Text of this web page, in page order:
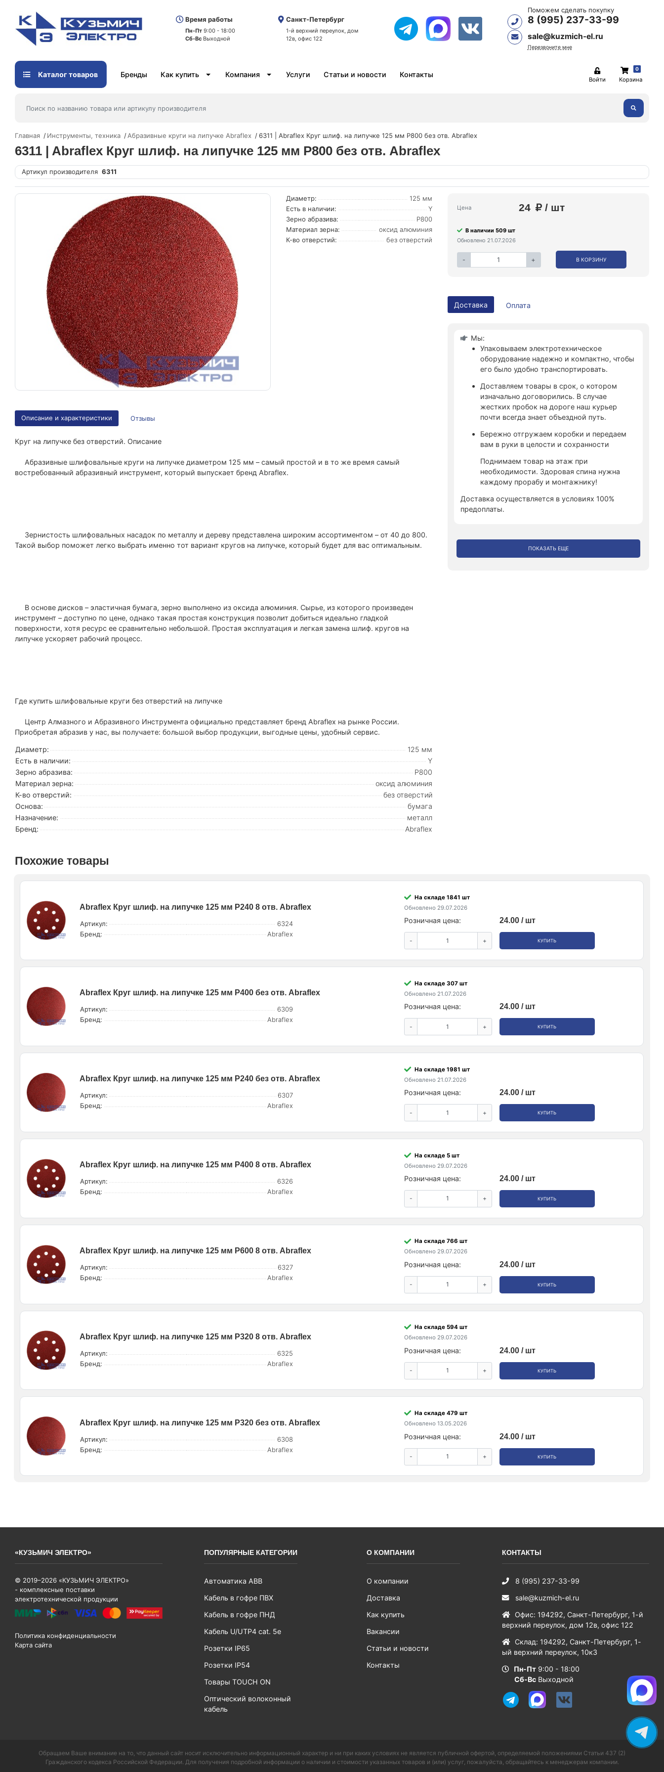
Время работы
Пн-Пт 9:00 - 18:00
Сб-Вс Выходной
Санкт-Петербург
1-й верхний переулок, дом
12в, офис 122
Поможем сделать покупку
8 (995) 237-33-99
sale@kuzmich-el.ru
Перезвоните мне
Каталог товаров Бренды Как купить Компания Услуги Статьи и новости Контакты
Войти
0
Корзина
Главная Инструменты, техника Абразивные круги на липучке Abraflex 6311 | Abraflex Круг шлиф. на липучке 125 мм P800 без отв. Abraflex
6311 | Abraflex Круг шлиф. на липучке 125 мм P800 без отв. Abraflex
Артикул производителя 6311
Диаметр:
125 мм
Есть в наличии:
Y
Зерно абразива:
P800
Материал зерна:
оксид алюминия
К-во отверстий:
без отверстий
Цена 24 / шт
В наличии 509 шт
Обновлено 21.07.2026
- + В КОРЗИНУ
Доставка Оплата
Мы:
Упаковываем электротехническое
оборудование надежно и компактно, чтобы
его было удобно транспортировать.
Доставляем товары в срок, о котором
изначально договорились. В случае
жестких пробок на дороге наш курьер
почти всегда знает объездной путь.
Бережно отгружаем коробки и передаем
вам в руки в целости и сохранности
Поднимаем товар на этаж при
необходимости. Здоровая спина нужна
каждому прорабу и монтажнику!
Доставка осуществляется в условиях 100%
предоплаты.
ПОКАЗАТЬ ЕЩЕ
Описание и характеристики Отзывы
Круг на липучке без отверстий. Описание
Абразивные шлифовальные круги на липучке диаметром 125 мм – самый простой и в то же время самый
востребованный абразивный инструмент, который выпускает бренд Abraflex.
Зернистость шлифовальных насадок по металлу и дереву представлена широким ассортиментом – от 40 до 800.
Такой выбор поможет легко выбрать именно тот вариант кругов на липучке, который будет для вас оптимальным.
В основе дисков – эластичная бумага, зерно выполнено из оксида алюминия. Сырье, из которого произведен
инструмент – доступно по цене, однако такая простая конструкция позволит добиться идеально гладкой
поверхности, хотя ресурс ее сравнительно небольшой. Простая эксплуатация и легкая замена шлиф. кругов на
липучке ускоряет рабочий процесс.
Где купить шлифовальные круги без отверстий на липучке
Центр Алмазного и Абразивного Инструмента официально представляет бренд Abraflex на рынке России.
Приобретая абразив у нас, вы получаете: большой выбор продукции, выгодные цены, удобный сервис.
Диаметр:
125 мм
Есть в наличии:
Y
Зерно абразива:
P800
Материал зерна:
оксид алюминия
К-во отверстий:
без отверстий
Основа:
бумага
Назначение:
металл
Бренд:
Abraflex
Похожие товары
Abraflex Круг шлиф. на липучке 125 мм P240 8 отв. Abraflex
Артикул:
6324
Бренд:
Abraflex
На складе 1841 шт
Обновлено 29.07.2026
Розничная цена: 24.00 / шт
- + КУПИТЬ
Abraflex Круг шлиф. на липучке 125 мм P400 без отв. Abraflex
Артикул:
6309
Бренд:
Abraflex
На складе 307 шт
Обновлено 21.07.2026
Розничная цена: 24.00 / шт
- + КУПИТЬ
Abraflex Круг шлиф. на липучке 125 мм P240 без отв. Abraflex
Артикул:
6307
Бренд:
Abraflex
На складе 1981 шт
Обновлено 21.07.2026
Розничная цена: 24.00 / шт
- + КУПИТЬ
Abraflex Круг шлиф. на липучке 125 мм P400 8 отв. Abraflex
Артикул:
6326
Бренд:
Abraflex
На складе 5 шт
Обновлено 29.07.2026
Розничная цена: 24.00 / шт
- + КУПИТЬ
Abraflex Круг шлиф. на липучке 125 мм P600 8 отв. Abraflex
Артикул:
6327
Бренд:
Abraflex
На складе 766 шт
Обновлено 29.07.2026
Розничная цена: 24.00 / шт
- + КУПИТЬ
Abraflex Круг шлиф. на липучке 125 мм P320 8 отв. Abraflex
Артикул:
6325
Бренд:
Abraflex
На складе 594 шт
Обновлено 29.07.2026
Розничная цена: 24.00 / шт
- + КУПИТЬ
Abraflex Круг шлиф. на липучке 125 мм P320 без отв. Abraflex
Артикул:
6308
Бренд:
Abraflex
На складе 479 шт
Обновлено 13.05.2026
Розничная цена: 24.00 / шт
- + КУПИТЬ
«КУЗЬМИЧ ЭЛЕКТРО»
© 2019–2026 «КУЗЬМИЧ ЭЛЕКТРО»
- комплексные поставки
электротехнической продукции
Политика конфиденциальности
Карта сайта
ПОПУЛЯРНЫЕ КАТЕГОРИИ
Автоматика ABB
Кабель в гофре ПВХ
Кабель в гофре ПНД
Кабель U/UTP4 cat. 5e
Розетки IP65
Розетки IP54
Товары TOUCH ON
Оптический волоконный
кабель
О КОМПАНИИ
О компании
Доставка
Как купить
Вакансии
Статьи и новости
Контакты
КОНТАКТЫ
8 (995) 237-33-99
sale@kuzmich-el.ru
Офис: 194292, Санкт-Петербург, 1-й
верхний переулок, дом 12в, офис 122
Склад: 194292, Санкт-Петербург, 1-
ый верхний переулок, 10к3
Пн-Пт 9:00 - 18:00
Сб-ВсВыходной
Обращаем Ваше внимание на то, что данный сайт носит исключительно информационный характер и ни при каких условиях не является публичной офертой, определяемой положениями Статьи 437 (2)
Гражданского кодекса Российской Федерации. Для получения подробной информации о наличии и стоимости указанных товаров и (или) услуг, пожалуйста, обращайтесь к менеджерам компании.